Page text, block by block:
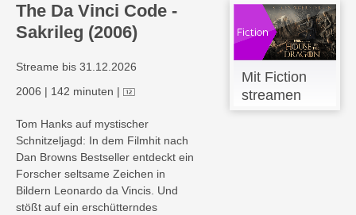
The Da Vinci Code -
Sakrileg (2006)
Streame bis 31.12.2026
2006 | 142 minuten |
Tom Hanks auf mystischer
Schnitzeljagd: In dem Filmhit nach
Dan Browns Bestseller entdeckt ein
Forscher seltsame Zeichen in
Bildern Leonardo da Vincis. Und
stößt auf ein erschütterndes
Mit Fiction
streamen